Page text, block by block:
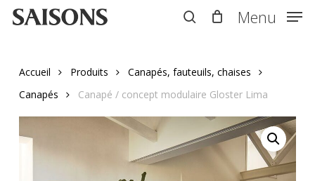
Skip
Menu
Accueil Produits
Canapés, fauteuils, chaises
Canapés
Canapé / concept modulaire Gloster Lima